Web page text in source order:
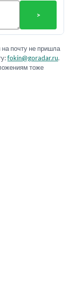
>
на почту не пришла
fokin@goradar.ru.
тоже